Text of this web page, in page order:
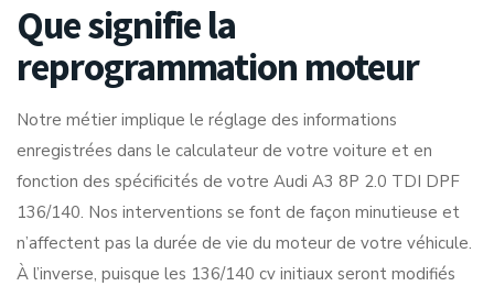
Que signifie la
reprogrammation moteur
Notre métier implique le réglage des informations
enregistrées dans le calculateur de votre voiture et en
fonction des spécificités de votre Audi A3 8P 2.0 TDI DPF
136/140. Nos interventions se font de façon minutieuse et
n’affectent pas la durée de vie du moteur de votre véhicule.
À l’inverse, puisque les 136/140 cv initiaux seront modifiés